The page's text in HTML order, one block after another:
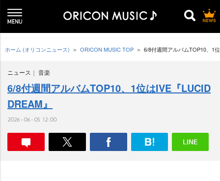
ホーム (オリコンニュース) ORICON MUSIC TOP 6/8付週間アルバムTOP10、1
ニュース 音楽
6/8付週間アルバムTOP10、1位はIVE『LUCID
DREAM』
2026-06-05 12:00